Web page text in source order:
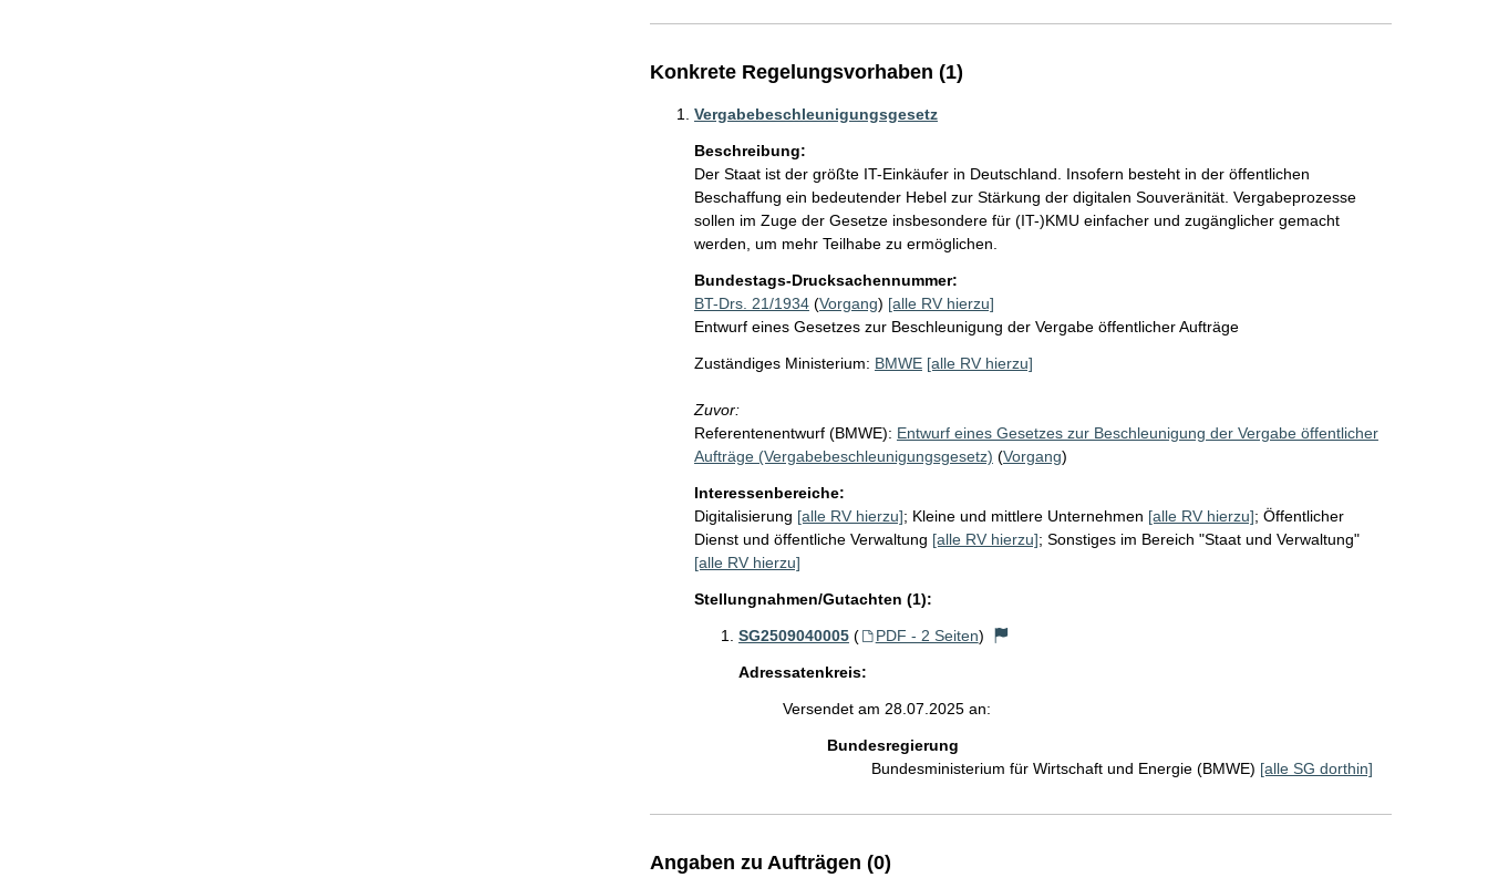
Konkrete Regelungsvorhaben (1)
Vergabebeschleunigungsgesetz
Beschreibung:
Der Staat ist der größte IT-Einkäufer in Deutschland. Insofern besteht in der öffentlichen
Beschaffung ein bedeutender Hebel zur Stärkung der digitalen Souveränität. Vergabeprozesse
sollen im Zuge der Gesetze insbesondere für (IT-)KMU einfacher und zugänglicher gemacht
werden, um mehr Teilhabe zu ermöglichen.
Bundestags-Drucksachennummer:
BT-Drs. 21/1934(Vorgang) [alle RV hierzu]
Entwurf eines Gesetzes zur Beschleunigung der Vergabe öffentlicher Aufträge
Zuständiges Ministerium: BMWE [alle RV hierzu]
Zuvor:
Referentenentwurf (BMWE): Entwurf eines Gesetzes zur Beschleunigung der Vergabe öffentlicher
Aufträge (Vergabebeschleunigungsgesetz) (Vorgang)
Interessenbereiche:
Digitalisierung [alle RV hierzu]; Kleine und mittlere Unternehmen [alle RV hierzu]; Öffentlicher
Dienst und öffentliche Verwaltung [alle RV hierzu]; Sonstiges im Bereich "Staat und Verwaltung"
[alle RV hierzu]
Stellungnahmen/Gutachten (1):
SG2509040005 ( PDF - 2 Seiten)
Adressatenkreis:
Versendet am 28.07.2025 an:
Bundesregierung
Bundesministerium für Wirtschaft und Energie (BMWE) [alle SG dorthin]
Angaben zu Aufträgen (0)